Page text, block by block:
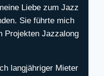
Liebe zum Jazz
Sie führte mich
Projekten Jazzalong
langjähriger Mieter